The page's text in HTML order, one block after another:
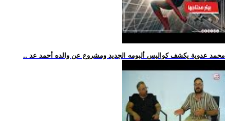
.. محمد عدوية يكشف كواليس ألبومه الجديد ومشروع عن والده أحمد عد